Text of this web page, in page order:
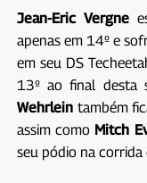
Jean-Eric Vergne
apenas em 14º e
em seu DS
13º ao final desta
Wehrleintambém
assim como Mitch
seu pódio na corrida